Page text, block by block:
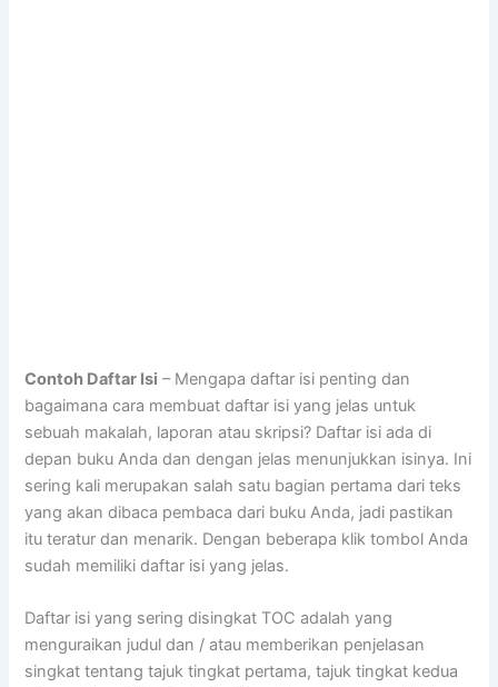
Contoh Daftar Isi – Mengapa daftar isi penting dan
bagaimana cara membuat daftar isi yang jelas untuk
sebuah makalah, laporan atau skripsi? Daftar isi ada di
depan buku Anda dan dengan jelas menunjukkan isinya. Ini
sering kali merupakan salah satu bagian pertama dari teks
yang akan dibaca pembaca dari buku Anda, jadi pastikan
itu teratur dan menarik. Dengan beberapa klik tombol Anda
sudah memiliki daftar isi yang jelas.
Daftar isi yang sering disingkat TOC adalah yang
menguraikan judul dan / atau memberikan penjelasan
singkat tentang tajuk tingkat pertama, tajuk tingkat kedua